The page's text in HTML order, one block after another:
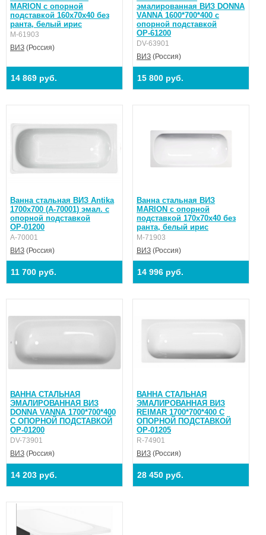
MARION с опорной
подставкой 160х70х40 без
ранта, белый ирис
M-61903
ВИЗ (Россия)
14 869 руб.
эмалированная ВИЗ DONNA
VANNA 1600*700*400 с
опорной подставкой
ОР-61200
DV-63901
ВИЗ (Россия)
15 800 руб.
Ванна стальная ВИЗ Antika
1700х700 (А-70001) эмал. с
опорной подставкой
ОР-01200
А-70001
ВИЗ (Россия)
11 700 руб.
Ванна стальная ВИЗ
MARION с опорной
подставкой 170х70х40 без
ранта, белый ирис
M-71903
ВИЗ (Россия)
14 996 руб.
ВАННА СТАЛЬНАЯ
ЭМАЛИРОВАННАЯ ВИЗ
DONNA VANNA 1700*700*400
С ОПОРНОЙ ПОДСТАВКОЙ
ОР-01200
DV-73901
ВИЗ (Россия)
14 203 руб.
ВАННА СТАЛЬНАЯ
ЭМАЛИРОВАННАЯ ВИЗ
REIMAR 1700*700*400 С
ОПОРНОЙ ПОДСТАВКОЙ
ОР-01205
R-74901
ВИЗ (Россия)
28 450 руб.